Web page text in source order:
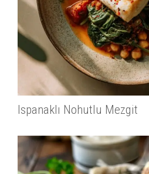
Ispanaklı Nohutlu Mezgit